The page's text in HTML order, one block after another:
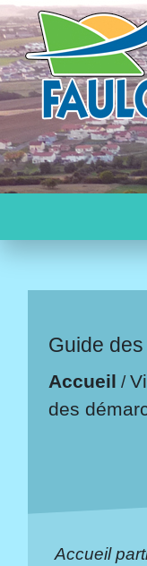
Guide
Accueil /
des
Accueil